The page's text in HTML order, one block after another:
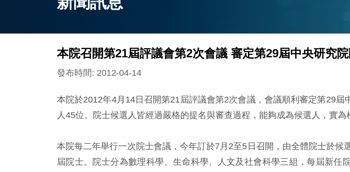
本院召開第21屆評議會第2次會議 審定第29屆中央研究
發布時間: 2012-04-14
本院於2012年4月14日召開第21屆評議會第2次會議，會議順利審定第29屆
人45位。院士候選人皆經過嚴格的提名與審查過程，能夠成為候選人，實為
本院每二年舉行一次院士會議，今年訂於7月2至5日召開，由全體院士於候
屆院士。院士分為數理科學、生命科學、人文及社會科學三組，每屆新任